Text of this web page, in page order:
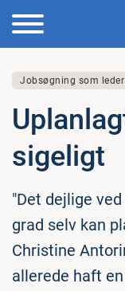
Jobsøgning som leder
si­ge­ligt
"Det dejlige
grad selv kan
Christine
allerede haft